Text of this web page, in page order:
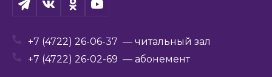
+7 (4722) 26-06-37 — читальный зал
+7 (4722) 26-02-69 — абонемент